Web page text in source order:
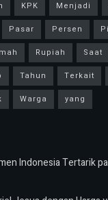
KPK Menjadi
Pasar Persen
Rupiah Saat
Tahun Terkait
Warga yang
Indonesia Tertarik